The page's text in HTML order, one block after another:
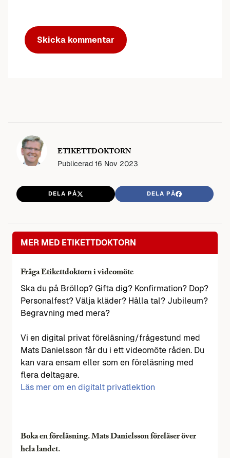
ETIKETTDOKTORN
Publicerad 16 Nov 2023
DELA PÅ DELA PÅ
MER MED ETIKETTDOKTORN
Fråga Etikettdoktorn i videomöte
Ska du på Bröllop? Gifta dig? Konfirmation? Dop?
Personalfest? Välja kläder? Hålla tal? Jubileum?
Begravning med mera?
Vi en digital privat föreläsning/frågestund med
Mats Danielsson får du i ett videomöte råden. Du
kan vara ensam eller som en föreläsning med
flera deltagare.
Läs mer om en digitalt privatlektion
Boka en föreläsning. Mats Danielsson föreläser över
hela landet.